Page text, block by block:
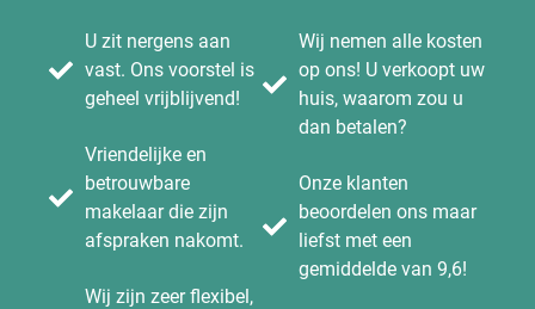
U zit nergens aan
vast. Ons voorstel is
geheel vrijblijvend!
Vriendelijke en
betrouwbare
makelaar die zijn
afspraken nakomt.
Wij zijn zeer flexibel,
Wij nemen alle kosten
op ons! U verkoopt uw
huis, waarom zou u
dan betalen?
Onze klanten
beoordelen ons maar
liefst met een
gemiddelde van 9,6!